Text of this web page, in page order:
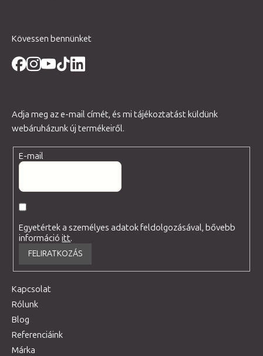
Kövessen bennünket
Adja meg az e-mail címét, és mi tájékoztatást küldünk
webáruházunk új termékeiről.
E-mail
Egyetértek a személyes adatok feldolgozásával, bővebb
információitt.
FELIRATKOZÁS
Kapcsolat
Rólunk
Blog
Referenciáink
Márka